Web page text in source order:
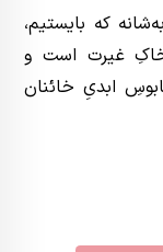
که بایستیم،
خاکِ غیرت است و
ابدیِ خائنان